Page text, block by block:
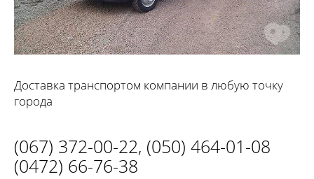
Доставка транспортом компании в любую точку
города
(067) 372-00-22, (050) 464-01-08
(0472) 66-76-38